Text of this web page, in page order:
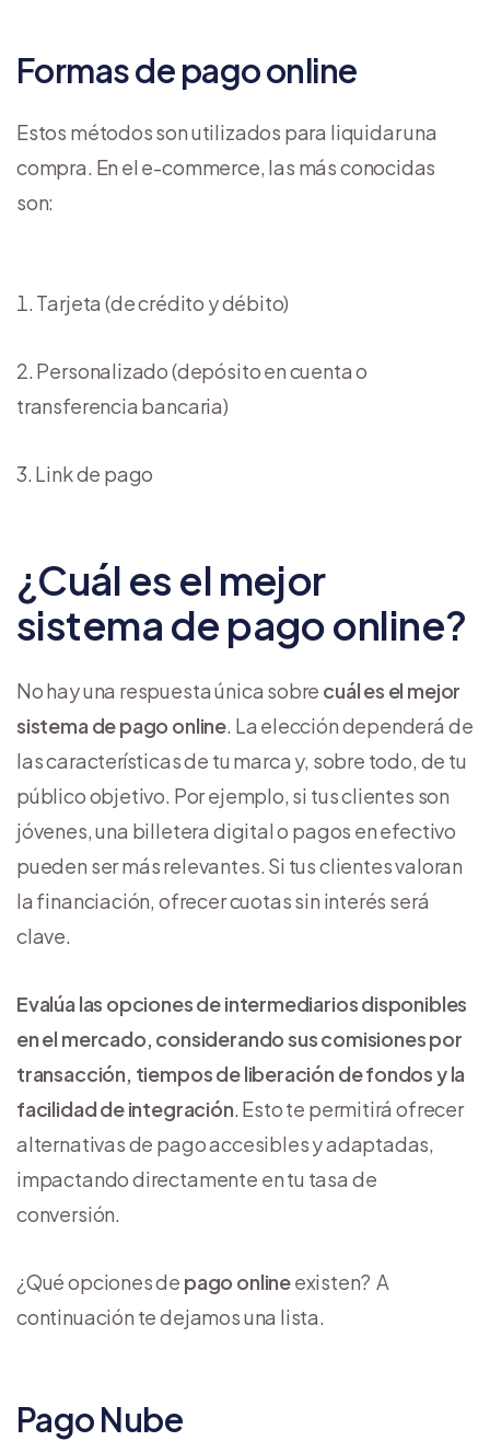
Formas de pago online
Estos métodos son utilizados para liquidar una
compra. En el e-commerce, las más conocidas
son:
Tarjeta (de crédito y débito)
Personalizado (depósito en cuenta o
transferencia bancaria)
Link de pago
¿Cuál es el mejor
sistema de pago online?
No hay una respuesta única sobre cuál es el mejor
sistema de pago online. La elección dependerá de
las características de tu marca y, sobre todo, de tu
público objetivo. Por ejemplo, si tus clientes son
jóvenes, una billetera digital o pagos en efectivo
pueden ser más relevantes. Si tus clientes valoran
la financiación, ofrecer cuotas sin interés será
clave.
Evalúa las opciones de intermediarios disponibles
en el mercado, considerando sus comisiones por
transacción, tiempos de liberación de fondos y la
facilidad de integración. Esto te permitirá ofrecer
alternativas de pago accesibles y adaptadas,
impactando directamente en tu tasa de
conversión.
¿Qué opciones de pago onlineexisten? A
continuación te dejamos una lista.
Pago Nube